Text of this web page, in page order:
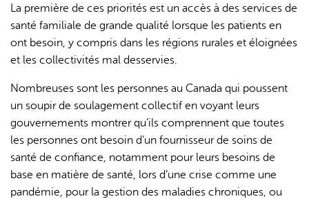
La première de ces priorités est un accès à des services de
santé familiale de grande qualité lorsque les patients en
ont besoin, y compris dans les régions rurales et éloignées
et les collectivités mal desservies.
Nombreuses sont les personnes au Canada qui poussent
un soupir de soulagement collectif en voyant leurs
gouvernements montrer qu’ils comprennent que toutes
les personnes ont besoin d’un fournisseur de soins de
santé de confiance, notamment pour leurs besoins de
base en matière de santé, lors d’une crise comme une
pandémie, pour la gestion des maladies chroniques, ou